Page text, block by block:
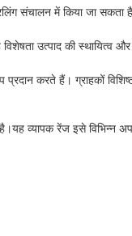
संचालन में किया जा
उत्पाद की स्थायित्व
करते हैं। ग्राहकों
व्यापक रेंज इसे विभिन्न